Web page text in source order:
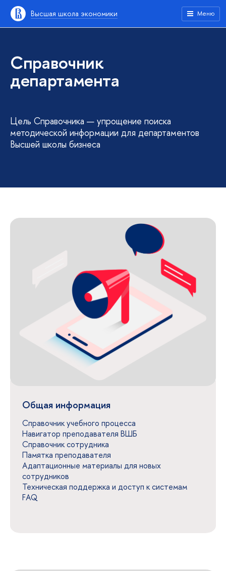
Высшая школа экономики Меню
Справочник
департамента
Цель Справочника — упрощение поиска
методической информации для департаментов
Высшей школы бизнеса
Общая информация
Справочник учебного процесса
Навигатор преподавателя ВШБ
Справочник сотрудника
Памятка преподавателя
Адаптационные материалы для новых
сотрудников
Техническая поддержка и доступ к системам
FAQ